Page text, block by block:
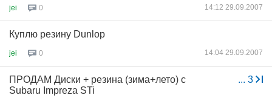
jei 0 14:12 29.09.2007
Куплю резину Dunlop
jei 0 14:04 29.09.2007
... 3
ПРОДАМ Диски + резина (зима+лето) с
Subaru Impreza STi